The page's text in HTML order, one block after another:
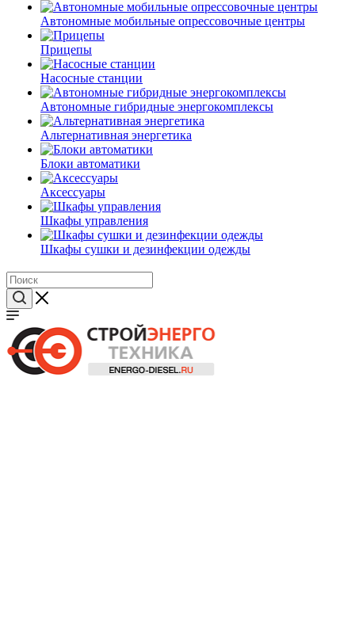
Автономные мобильные опрессовочные центры
Прицепы
Насосные станции
Автономные гибридные энергокомплексы
Альтернативная энергетика
Блоки автоматики
Аксессуары
Шкафы управления
Шкафы сушки и дезинфекции одежды